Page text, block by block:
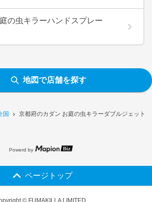
国 京都府のカダン お庭の虫キラーダブルジェット
の虫キラーハンドスプレー
地図で店舗を探す
Powerd by
ページトップ
© FUMAKILLA LIMITED.